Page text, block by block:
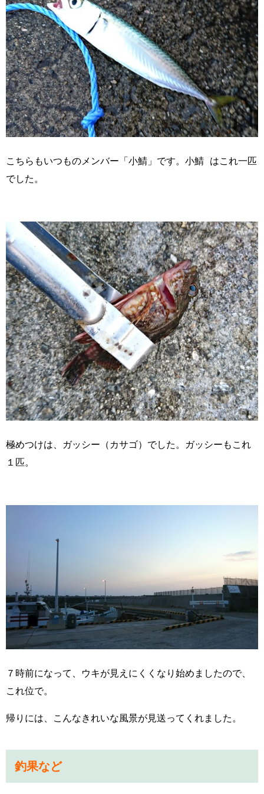
こちらもいつものメンバー「小鯖」です。小鯖 はこれ一匹
でした。
極めつけは、
ガッシー（カサゴ）でした。ガッシーもこれ
１匹。
７時前になって、ウキが見えにくくなり始めましたので、
これ位で。
帰りには、こんなきれいな風景が見送ってくれました。
釣果など